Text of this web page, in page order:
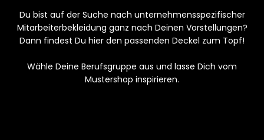
Du bist auf der Suche nach unternehmensspezifischer
Mitarbeiterbekleidung ganz nach Deinen Vorstellungen?
Dann findest Du hier den passenden Deckel zum Topf!
Wähle Deine Berufsgruppe aus und lasse Dich vom
Mustershop inspirieren.